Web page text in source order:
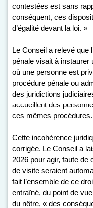
contestées est sans
conséquent, ces
d’égalité devant la loi. »
Le Conseil a relevé que
pénale visait à instaurer
où une personne est
procédure pénale ou
des juridictions
accueillent des
ces mêmes procédures.
Cette incohérence
corrigée. Le Conseil a
2026 pour agir, faute de
de visite seraient
fait l’ensemble de ce
entraîné, du point de
du nôtre, « des